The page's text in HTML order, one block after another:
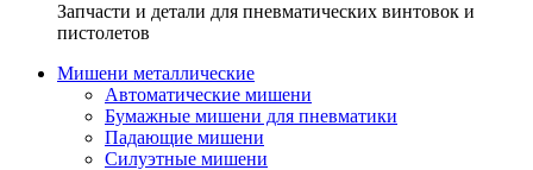
Запчасти и детали для пневматических винтовок и
пистолетов
Мишени металлические
Автоматические мишени
Бумажные мишени для пневматики
Падающие мишени
Силуэтные мишени